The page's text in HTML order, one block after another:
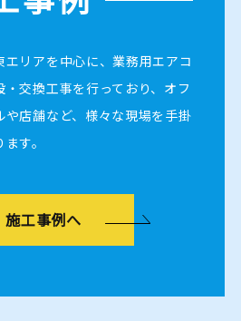
エリアを中心に、業務用エアコ
・交換工事を行っており、オフ
や店舗など、様々な現場を手掛
す。
施工事例へ